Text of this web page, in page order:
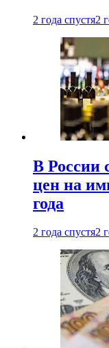
2 года спустя2
В России
цен на
года
2 года спустя2